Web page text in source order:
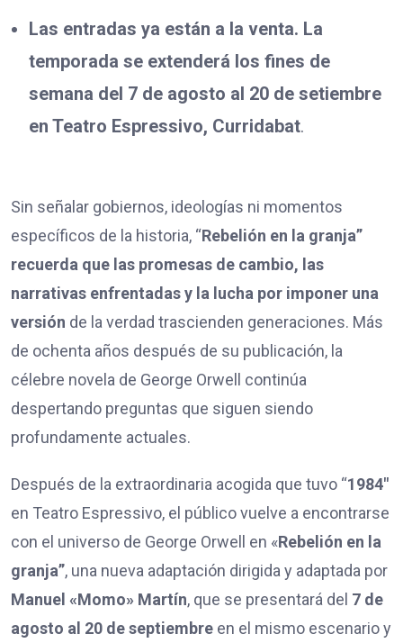
Las entradas ya están a la venta. La
temporada se extenderá los fines de
semana del 7 de agosto al 20 de setiembre
en Teatro Espressivo, Curridabat.
Sin señalar gobiernos, ideologías ni momentos
específicos de la historia, “Rebelión en la granja”
recuerda que las promesas de cambio, las
narrativas enfrentadas y la lucha por imponer una
versión de la verdad trascienden generaciones. Más
de ochenta años después de su publicación, la
célebre novela de George Orwell continúa
despertando preguntas que siguen siendo
profundamente actuales.
Después de la extraordinaria acogida que tuvo “1984″
en Teatro Espressivo, el público vuelve a encontrarse
con el universo de George Orwell en «Rebelión en la
granja”, una nueva adaptación dirigida y adaptada por
Manuel «Momo» Martín, que se presentará del 7 de
agosto al 20 de septiembre en el mismo escenario y